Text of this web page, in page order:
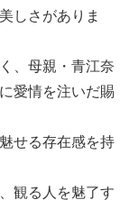
しさがありま
、母親・青江奈
愛情を注いだ賜
せる存在感を持
観る人を魅了す